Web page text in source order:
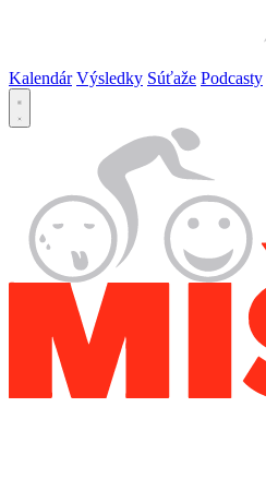
Kalendár Výsledky Súťaže Podcasty